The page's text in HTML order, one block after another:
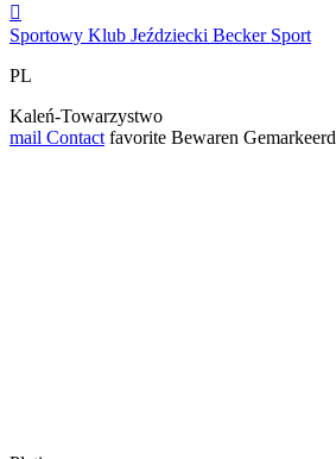

Sportowy Klub Jeździecki Becker Sport
PL
Kaleń-Towarzystwo
mail Contact favorite Bewaren Gemarkeerd